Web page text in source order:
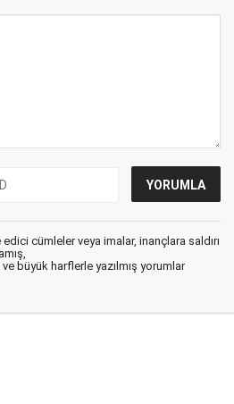
cümleler veya imalar, inançlara saldırı
büyük harflerle yazılmış yorumlar